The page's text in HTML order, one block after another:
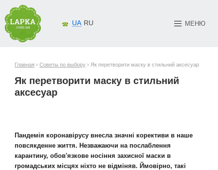
МЕНЮ
UA RU
Главная › Советы по выбору › Як перетворити маску в стильний аксесуар
Як перетворити маску в стильний
аксесуар
Пандемія коронавірусу внесла значні корективи в наше
повсякденне життя. Незважаючи на послаблення
карантину, обов'язкове носіння захисної маски в
громадських місцях ніхто не відміняв. Ймовірно, такі